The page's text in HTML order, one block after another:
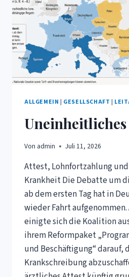
ALLGEMEIN | GESELLSCHAFT |
Von admin Juli 11, 2026
Attest, Lohnfortzahlung
Krankheit Die Debatte um
ab dem ersten Tag hat in
wieder Fahrt aufgenommen.
einigte sich die Koalition
ihrem Reformpaket
und Beschäftigung“ darauf,
Krankschreibung